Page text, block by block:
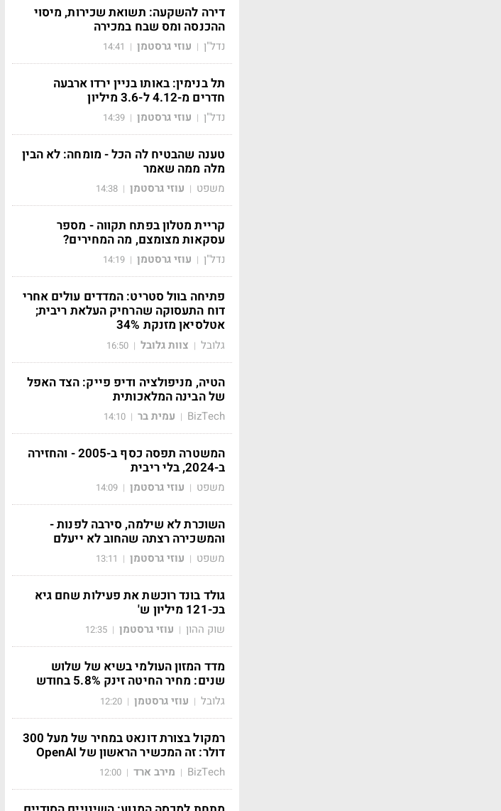
דירה להשקעה: תשואת שכירות, מיסוי
ההכנסה ומס שבח במכירה
נדל"ן | עוזי גרסטמן |
14:41
תל בנימין: באותו בניין ירדו ארבעה
חדרים מ-4.12 ל-3.6 מיליון
נדל"ן | עוזי גרסטמן |
14:39
טענה שהבטיח לה הכל - מומחה: לא הבין
מלה ממה שאמר
משפט | עוזי גרסטמן |
14:38
קריית מטלון בפתח תקווה - מספר
עסקאות מצומצם, מה המחירים?
נדל"ן | עוזי גרסטמן |
14:19
פתיחה בוול סטריט: המדדים עולים אחרי
דוח התעסוקה שהרחיק העלאת ריבית;
אטלסיאן מזנקת 34%
גלובל | צוות גלובל |
16:50
הטיה, מניפולציה ודיפ פייק: הצד האפל
של הבינה המלאכותית
BizTech
| עמית בר |
14:10
המשטרה תפסה כסף ב-2005 - והחזירה
ב-2024, בלי ריבית
משפט | עוזי גרסטמן |
14:09
השוכרת לא שילמה, סירבה לפנות -
והמשכירה רצתה שהחוב לא ייעלם
משפט | עוזי גרסטמן |
13:11
גולד בונד רוכשת את פעילות שחם גיא
בכ-121 מיליון ש'
שוק ההון | עוזי גרסטמן |
12:35
מדד המזון העולמי בשיא של שלוש
שנים: מחיר החיטה זינק 5.8% בחודש
גלובל | עוזי גרסטמן |
12:20
רמקול בצורת דונאט במחיר של מעל 300
דולר: זה המכשיר הראשון של OpenAI
BizTech
| מירב ארד |
12:00